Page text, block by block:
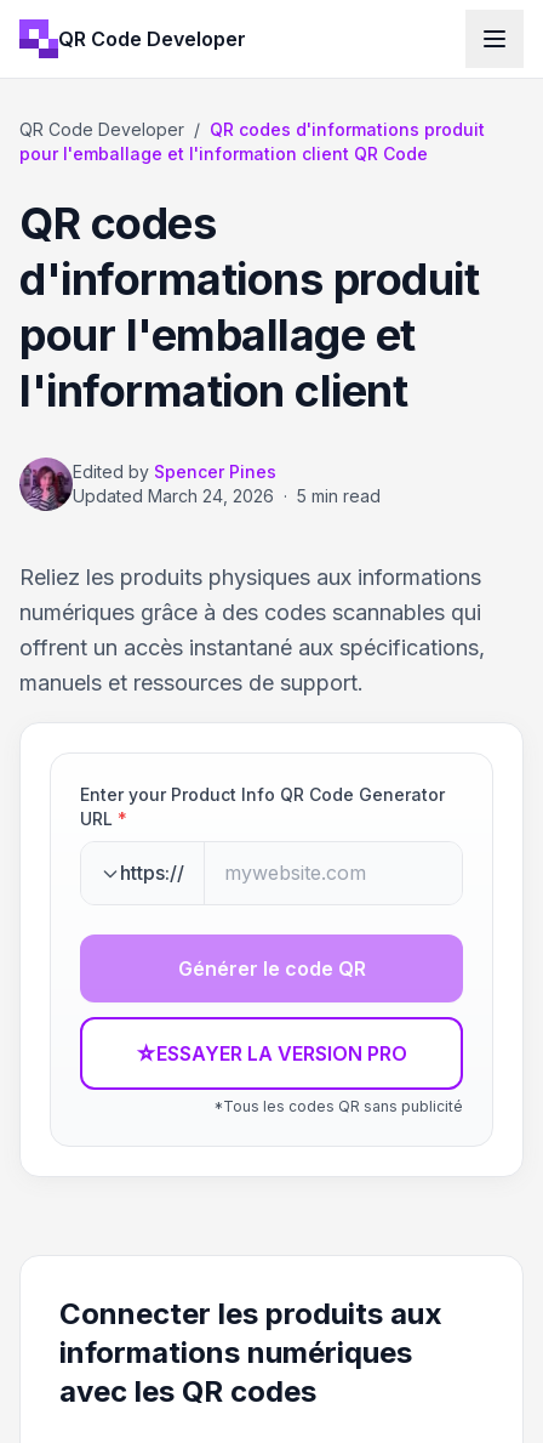
QR Code Developer
QR Code Developer / QR codes d'informations produit
pour l'emballage et l'information client QR Code
QR codes
d'informations produit
pour l'emballage et
l'information client
Edited by Spencer Pines
Updated March 24, 2026 · 5 min read
Reliez les produits physiques aux informations
numériques grâce à des codes scannables qui
offrent un accès instantané aux spécifications,
manuels et ressources de support.
Enter your Product Info QR Code Generator
URL *
https://
Générer le code QR
☆ESSAYER LA VERSION PRO
*Tous les codes QR sans publicité
Connecter les produits aux
informations numériques
avec les QR codes